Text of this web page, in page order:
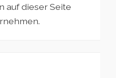
auf dieser Seite